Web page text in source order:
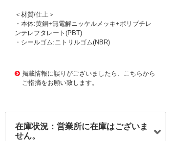
＜材質/仕上＞
・本体:黄銅+無電解ニッケルメッキ+ポリブチレ
ンテレフタレート(PBT)
・シールゴム:ニトリルゴム(NBR)
掲載情報に誤りがございましたら、こちらから
ご指摘をお願い致します。
在庫状況：営業所に在庫はございま
せん。